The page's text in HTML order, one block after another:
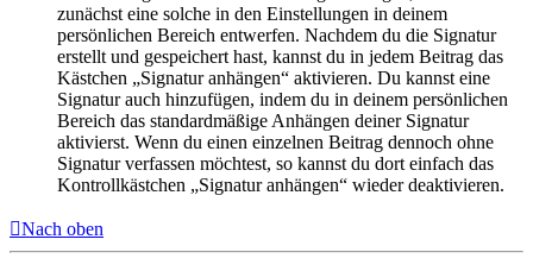
zunächst eine solche in den Einstellungen in deinem
persönlichen Bereich entwerfen. Nachdem du die Signatur
erstellt und gespeichert hast, kannst du in jedem Beitrag das
Kästchen „Signatur anhängen“ aktivieren. Du kannst eine
Signatur auch hinzufügen, indem du in deinem persönlichen
Bereich das standardmäßige Anhängen deiner Signatur
aktivierst. Wenn du einen einzelnen Beitrag dennoch ohne
Signatur verfassen möchtest, so kannst du dort einfach das
Kontrollkästchen „Signatur anhängen“ wieder deaktivieren.
Nach oben